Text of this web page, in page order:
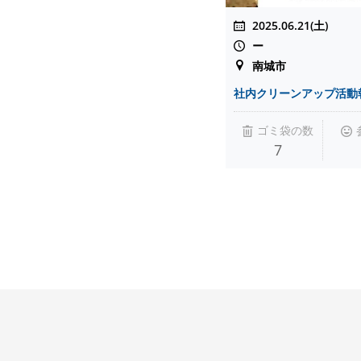
2025.06.21(土)
ー
南城市
社内クリーンアップ活動
ゴミ袋の数
7